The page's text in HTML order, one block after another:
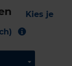
Kies je